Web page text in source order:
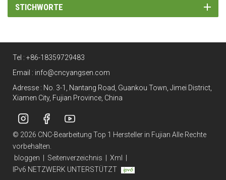
STICHWORTE
Tel : +86-18359729483
Email : info@cncyangsen.com
Adresse : No. 3-1, Nantang Road, Guankou Town, Jimei District,
Xiamen City, Fujian Province, China
© 2026 CNC-Bearbeitung Top 1 Hersteller in Fujian Alle Rechte
vorbehalten.
bloggen
Seitenverzeichnis Xml
IPv6 NETZWERK UNTERSTÜTZT